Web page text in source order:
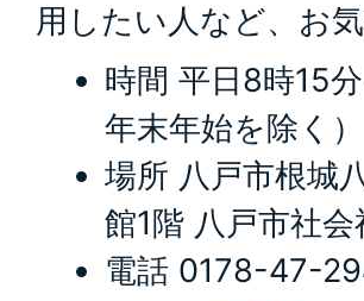
用したい人など、お
時間 平日8時15
年末年始を除く）
場所 八戸市根城
館1階 八戸市社
電話 0178-47-